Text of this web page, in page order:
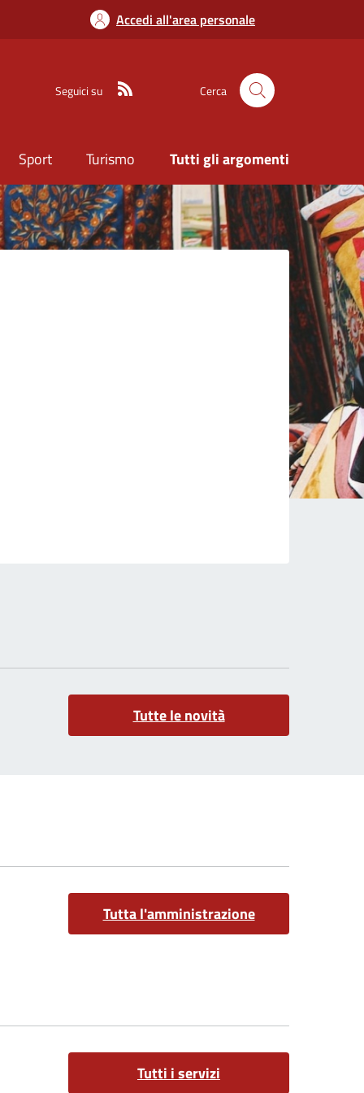
Accedi all'area personale
Seguici su Cerca
Sport Turismo Tutti gli argomenti
Tutte le novità
Tutta l'amministrazione
Tutti i servizi